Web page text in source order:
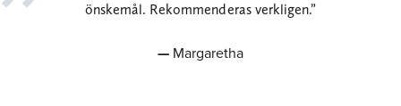
önskemål. Rekommenderas verkligen.
Margaretha